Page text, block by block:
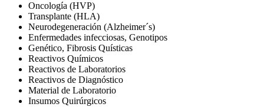
Oncología (HVP)
Transplante (HLA)
Neurodegeneración (Alzheimer´s)
Enfermedades infecciosas, Genotipos
Genético, Fibrosis Quísticas
Reactivos Químicos
Reactivos de Laboratorios
Reactivos de Diagnóstico
Material de Laboratorio
Insumos Quirúrgicos